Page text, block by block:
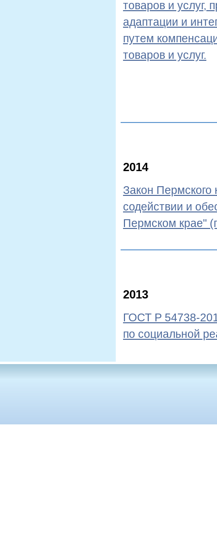
товаров и услуг,
адаптации и
путем
товаров и услуг.
2014
Закон
содействии и
Пермском крае"
2013
ГОСТ Р 54738-
по социальной